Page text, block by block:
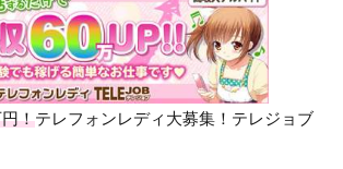
！テレフォンレディ大募集！テレジョブ